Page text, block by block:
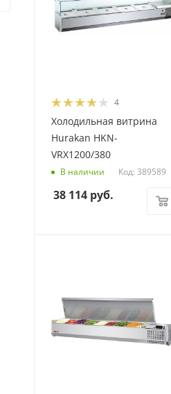
4
Холодильная витрина
Hurakan HKN-
VRX1200/380
В наличии Код: 389589
38 114 руб.